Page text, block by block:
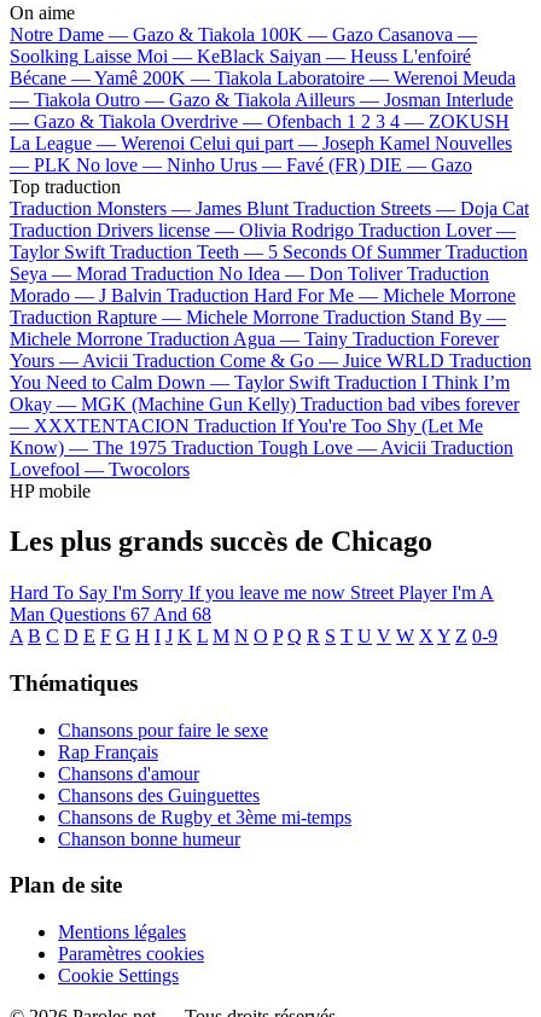
On aime
Notre Dame — Gazo & Tiakola 100K — Gazo Casanova —
Soolking Laisse Moi — KeBlack Saiyan — Heuss L'enfoiré
Bécane —Yamê 200K — Tiakola Laboratoire — Werenoi Meuda
— Tiakola Outro — Gazo & Tiakola Ailleurs — Josman Interlude
— Gazo & Tiakola Overdrive — Ofenbach 1 2 3 4 — ZOKUSH
La League — Werenoi Celui qui part — Joseph Kamel Nouvelles
— PLK No love — Ninho Urus — Favé (FR) DIE — Gazo
Top traduction
Traduction Monsters — James Blunt Traduction Streets — Doja Cat
Traduction Drivers license — Olivia Rodrigo Traduction Lover —
Taylor Swift Traduction Teeth — 5 Seconds Of Summer Traduction
Seya — Morad Traduction No Idea — Don Toliver Traduction
Morado — J Balvin Traduction Hard For Me — Michele Morrone
Traduction Rapture — Michele Morrone Traduction Stand By —
Michele Morrone Traduction Agua — Tainy Traduction Forever
Yours — Avicii Traduction Come & Go — Juice WRLD Traduction
You Need to Calm Down — Taylor Swift Traduction I Think I’m
Okay — MGK (Machine Gun Kelly) Traduction bad vibes forever
— XXXTENTACION Traduction If You're Too Shy (Let Me
Know) — The 1975 Traduction Tough Love — Avicii Traduction
Lovefool — Twocolors
HP mobile
Les plus grands succès de Chicago
Hard To Say I'm Sorry If you leave me now Street PlayerI'm A
Man Questions 67 And 68
A B C D E F G H I J K L M N O P Q R S T U V W X Y Z 0-9
Thématiques
Chansons pour faire le sexe
Rap Français
Chansons d'amour
Chansons des Guinguettes
Chansons de Rugby et 3ème mi-temps
Chanson bonne humeur
Plan de site
Mentions légales
Paramètres cookies
Cookie Settings